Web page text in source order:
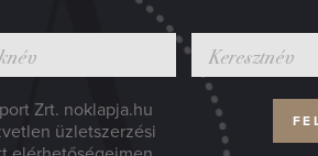
Zrt. noklapja.hu
üzletszerzési